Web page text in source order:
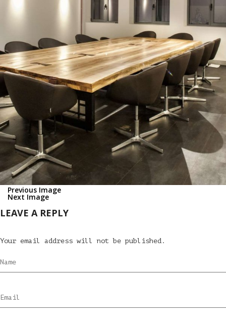
Previous Image
Next Image
LEAVE A REPLY
Your email address will not be published.
Name
Email